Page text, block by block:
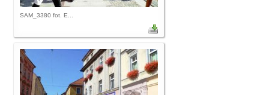
SAM_3380 fot. E...